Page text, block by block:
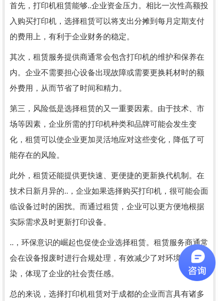
首先，打印机租赁能够..企业资金压力。相比一次性高额投
入购买打印机，选择租赁可以将支出分摊到每月定期支付
的费用上，有利于企业财务的稳定。
其次，租赁服务提供商通常会包含打印机的维护和保养在
内。企业不需要担心设备出现故障或需要更换耗材时的额
外费用，从而节省了时间和精力。
第三，风险低是选择租赁的又一重要因素。由于技术、市
场等因素，企业所需的打印机种类和品牌可能会发生变
化，租赁可以使企业更加灵活地应对这些变化，降低了可
能存在的风险。
此外，租赁还能提供更快速、更便捷的更新换代机制。在
技术日新月异的..，企业如果选择购买打印机，很可能会面
临设备过时的困扰。而通过租赁，企业可以更方便地根据
实际需求及时更新打印设备。
..，环保意识的崛起也促使企业选择租赁。租赁服务商通常
会在设备报废时进行合规处理，有效减少了对环境的污
染，体现了企业的社会责任感。
总的来说，选择打印机租赁对于成都的企业而言具有诸多